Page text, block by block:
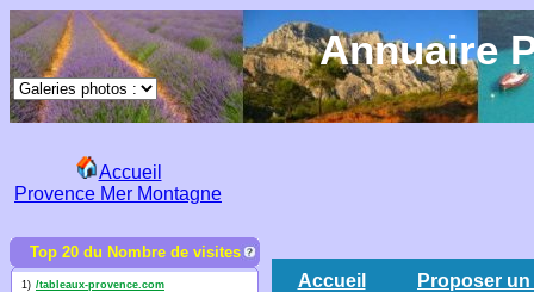
Annuaire
Accueil
Provence Mer Montagne
Top 20 du Nombre de visites
1) /tableaux-provence.com
Accueil Proposer